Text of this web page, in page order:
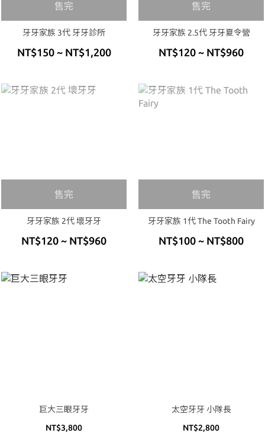
售完
牙牙家族 3代 牙牙診所
NT$150 ~ NT$1,200
售完
牙牙家族 2.5代 牙牙夏令營
NT$120 ~ NT$960
售完
牙牙家族 2代 壞牙牙
NT$120 ~ NT$960
售完
牙牙家族 1代 The Tooth Fairy
NT$100 ~ NT$800
巨大三眼牙牙
NT$3,800
太空牙牙 小隊長
NT$2,800